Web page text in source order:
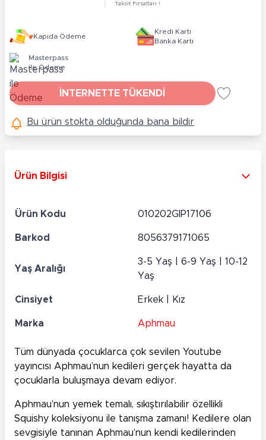
Taksit Fırsatları !
Kapıda Ödeme
Kredi Kartı
Banka Kartı
Masterpass
ile Ödeme
İNTERNETTE TÜKENDİ
Bu ürün stokta olduğunda bana bildir
Ürün Bilgisi
Ürün Kodu 010202GIP17106
Barkod 8056379171065
Yaş Aralığı
3-5 Yaş | 6-9 Yaş | 10-12
Yaş
Cinsiyet Erkek | Kız
Marka Aphmau
Tüm dünyada çocuklarca çok sevilen Youtube
yayıncısı Aphmau’nun kedileri gerçek hayatta da
çocuklarla buluşmaya devam ediyor.
Aphmau’nun yemek temalı, sıkıştırılabilir özellikli
Squishy koleksiyonu ile tanışma zamanı! Kedilere olan
sevgisiyle tanınan Aphmau’nun kendi kedilerinden